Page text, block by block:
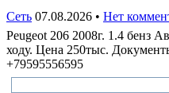
Сеть 07.08.2026 • Нет
Peugeot 206 2008г. 1.4 бенз
ходу. Цена 250тыс.
+79595556595